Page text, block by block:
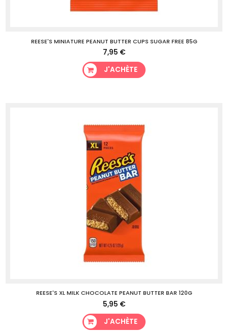
REESE'S MINIATURE PEANUT BUTTER CUPS SUGAR FREE 85G
7,95 €
J'ACHÈTE
REESE'S XL MILK CHOCOLATE PEANUT BUTTER BAR 120G
5,95 €
J'ACHÈTE